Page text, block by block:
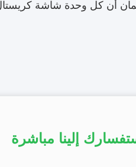
أن كل وحدة شاشة
إلينا مباشرة